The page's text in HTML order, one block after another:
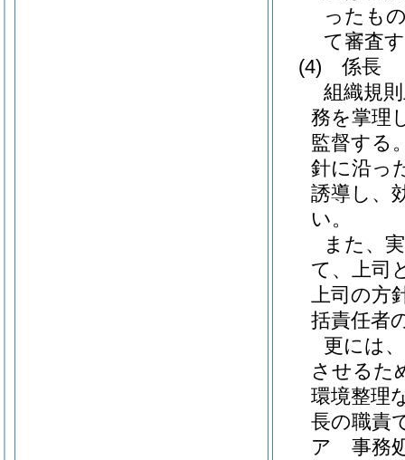
ったも
て審査
(4)
係長
組織規
務を掌理
監督する
針に沿っ
誘導し、
い。
また、
て、上司
上司の方
括責任者
更には
させるた
環境整理
長の職責
ア
事務